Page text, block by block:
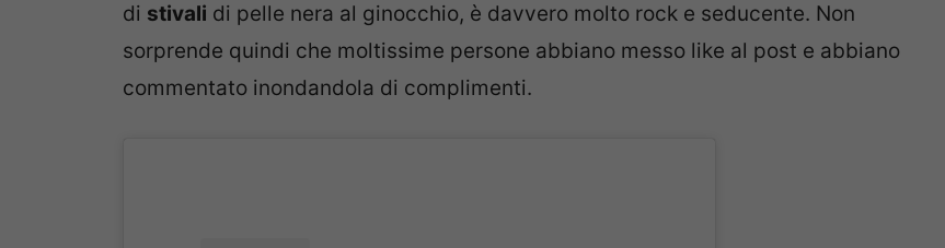
di stivali di pelle nera al ginocchio, è davvero molto rock e seducente. Non
sorprende quindi che moltissime persone abbiano messo like al post e abbiano
commentato inondandola di complimenti.